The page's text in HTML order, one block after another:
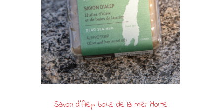
Savon d’Alep boue de la mer Morte